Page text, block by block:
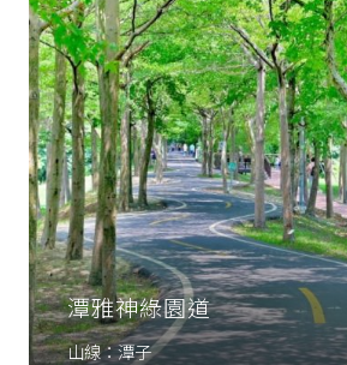
潭雅神綠園道
山線：潭子